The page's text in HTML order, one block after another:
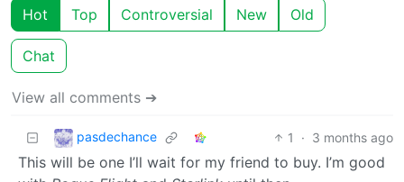
Hot Top Controversial New Old
Chat
View all comments ➔
pasdechance 1 · 3 months ago
This will be one I’ll wait for my friend to buy. I’m good